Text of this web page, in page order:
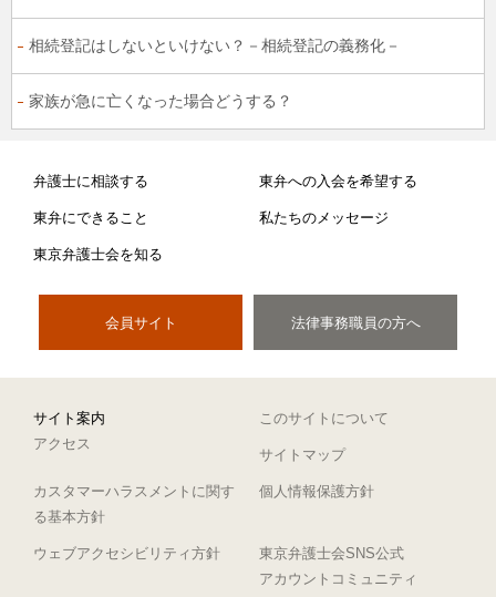
相続登記はしないといけない？－相続登記の義務化－
家族が急に亡くなった場合どうする？
弁護士に相談する 東弁への入会を希望する
東弁にできること 私たちのメッセージ
東京弁護士会を知る
会員サイト 法律事務職員の方へ
サイト案内
このサイトについて
アクセス
サイトマップ
カスタマーハラスメントに関す
る基本方針
個人情報保護方針
ウェブアクセシビリティ方針
東京弁護士会SNS公式
アカウントコミュニティ